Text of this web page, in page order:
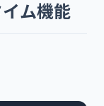
ム機能